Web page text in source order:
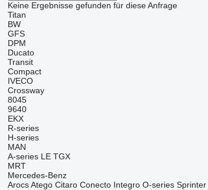
Keine Ergebnisse gefunden für diese Anfrage
Titan
BW
GFS
DPM
Ducato
Transit
Compact
IVECO
Crossway
8045
9640
EKX
R-series
H-series
MAN
A-series LE TGX
MRT
Mercedes-Benz
Arocs Atego Citaro Conecto Integro O-series Sprinter